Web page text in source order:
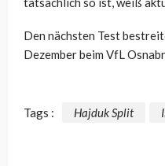
Den nächsten Test
Dezember beim VfL
Tags : Hajduk Split